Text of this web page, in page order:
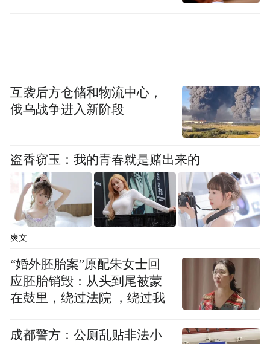
互袭后方仓储和物流中心，
俄乌战争进入新阶段
盗香窃玉：我的青春就是赌出来的
爽文
“婚外胚胎案”原配朱女士回
应胚胎销毁：从头到尾被蒙
在鼓里，绕过法院 ，绕过我
成都警方：公厕乱贴非法小